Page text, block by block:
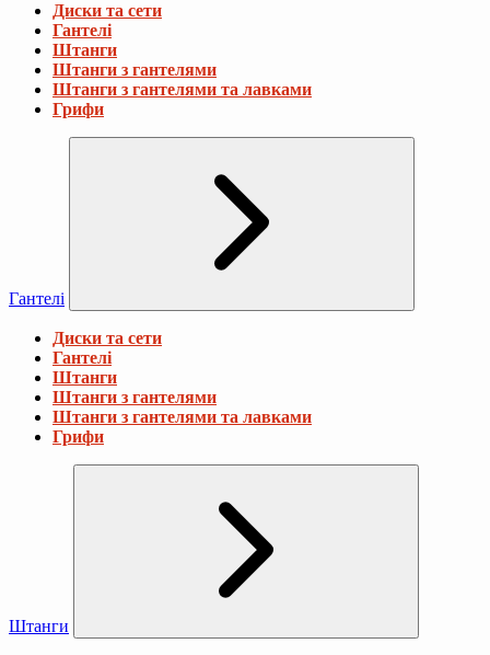
Диски та сети
Гантелі
Штанги
Штанги з гантелями
Штанги з гантелями та лавками
Грифи
Гантелі
Диски та сети
Гантелі
Штанги
Штанги з гантелями
Штанги з гантелями та лавками
Грифи
Штанги